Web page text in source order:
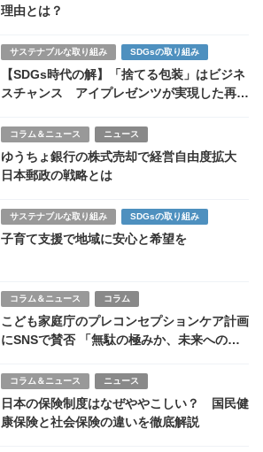
理由とは？
サステナブルな取り組み SDGsの取り組み
【SDGs時代の解】「捨てる包装」はビジネ
スチャンス アイプレゼンツが実現した再利
コラム＆ニュース ニュース
ゆうちょ銀行の株式売却で経営自由度拡大
日本郵政の戦略とは
サステナブルな取り組み SDGsの取り組み
子育て支援で地域に安心と希望を
コラム＆ニュース コラム
こども家庭庁のプレコンセプションケア計画
にSNSで賛否 「無駄の極みか、未来への投
コラム＆ニュース ニュース
日本の保険制度はなぜややこしい？ 国民健
康保険と社会保険の違いを徹底解説